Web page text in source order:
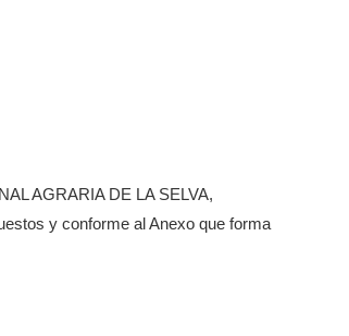
AGRARIA DE LA SELVA,
y conforme al Anexo que forma